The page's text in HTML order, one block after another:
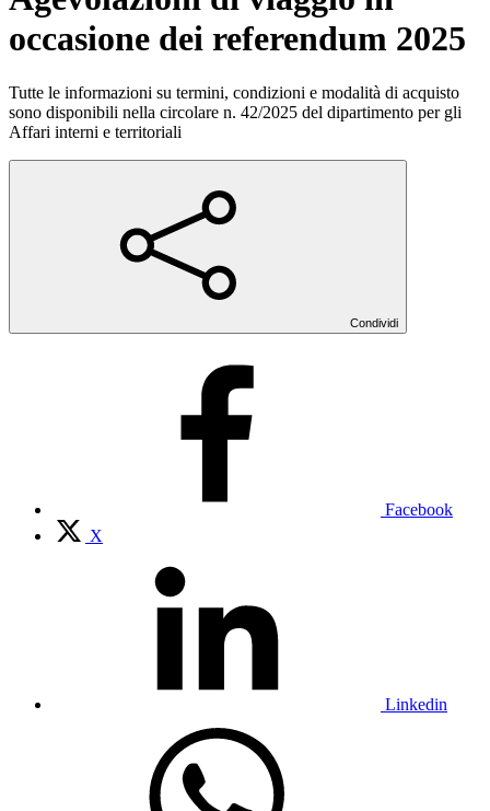
occasione dei referendum 2025
Tutte le informazioni su termini, condizioni e modalità di acquisto
sono disponibili nella circolare n. 42/2025 del dipartimento per gli
Affari interni e territoriali
Condividi
Facebook
X
Linkedin